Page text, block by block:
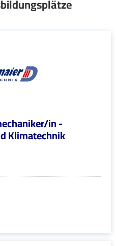
in -
Klimatechnik